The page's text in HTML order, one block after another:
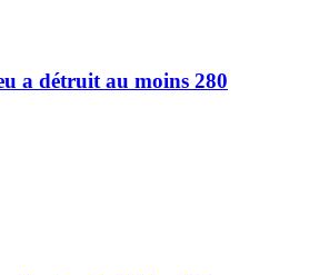
a détruit au moins 280